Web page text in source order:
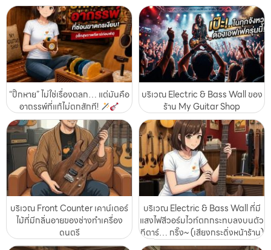
“ปิ๊กหาย” ไม่ใช่เรื่องตลก… แต่มันคือ
อาถรรพ์ที่แก้ไม่ตกสักที!
บริเวณ Electric & Bass Wall ของ
ร้าน My Guitar Shop
บริเวณ Front Counter เคาน์เตอร์
ไม้ที่มีกลิ่นอายของช่างทำเครื่อง
ดนตรี
บริเวณ Electric & Bass Wall ที่มี
แสงไฟสีวอร์มไวท์ตกกระทบลงบนตัว
กีตาร์… กริ๊ง~ (เสียงกระดิ่งหน้าร้าน)